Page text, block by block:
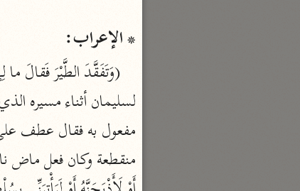
محاسن التأويل
القاسمي (١٣٣٢ هـ)
نحو ١١ مجلدًا
الجواهر الحسان
الثعالبي (٨٧٥ هـ)
نحو ٦ مجلدات
* الإعراب: